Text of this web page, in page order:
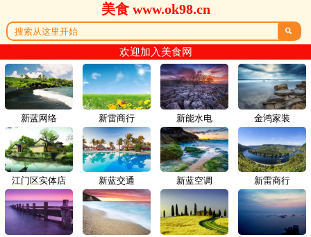
美食 www.ok98.cn

欢迎加入美食网
新蓝网络 新雷商行
江门区实体店 新蓝交通
新能水电 金鸿家装
新蓝空调 新雷商行